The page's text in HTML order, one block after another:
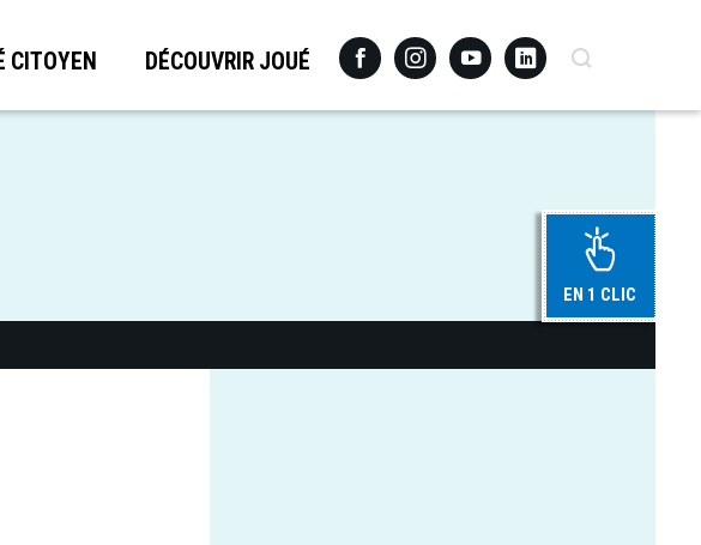
CITOYEN DÉCOUVRIR JOUÉ FacebookInstagramYoutubeLinkedinRecherche
EN 1 CLIC